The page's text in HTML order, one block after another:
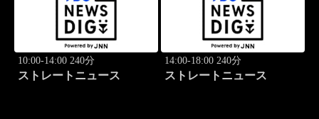
10:00-14:00 240分
ストレートニュース
14:00-18:00 240分
ストレートニュース